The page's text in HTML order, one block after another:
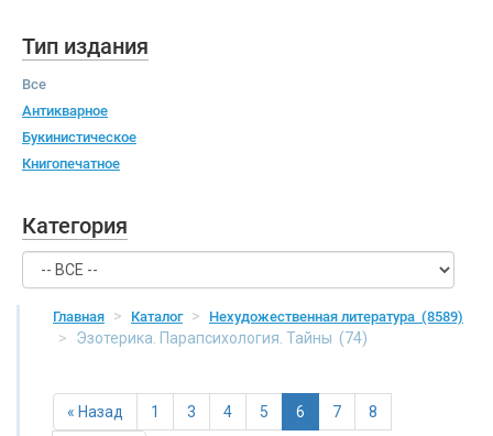
Тип издания
Все
Антикварное
Букинистическое
Книгопечатное
Категория
Главная Каталог Нехудожественная литература (8589)
Эзотерика. Парапсихология. Тайны (74)
« Назад 1 3 4 5 6 7 8